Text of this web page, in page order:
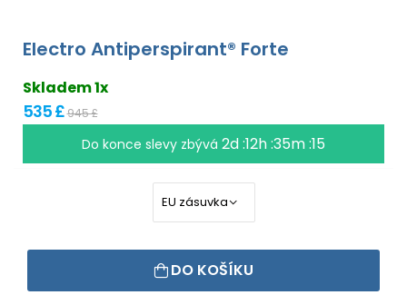
Electro Antiperspirant® Forte
Skladem 1x
535 £945 £
Do konce slevy zbývá 2d :12h :35m :15
DO KOŠÍKU